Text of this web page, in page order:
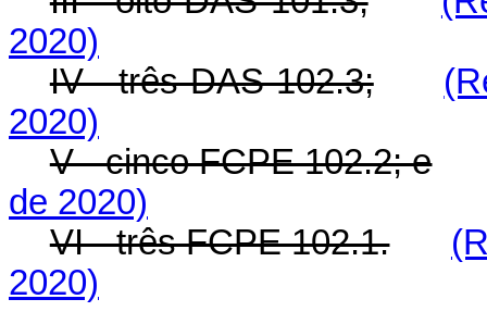
2020)
IV - três DAS 102.3;
2020)
V - cinco FCPE 102.2; e
de 2020)
VI - três FCPE 102.1.
2020)